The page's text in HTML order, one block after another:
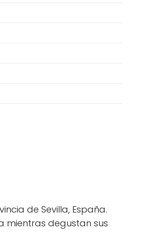
de Sevilla, España.
mientras degustan sus